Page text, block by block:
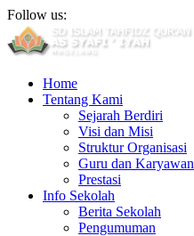
Follow us:
Home
Tentang Kami
Sejarah Berdiri
Visi dan Misi
Struktur Organisasi
Guru dan Karyawan
Prestasi
Info Sekolah
Berita Sekolah
Pengumuman